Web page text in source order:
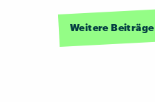
Weitere Beiträge